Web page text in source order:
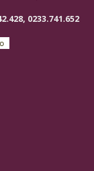
0233.741.652